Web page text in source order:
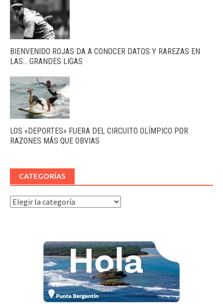
BIENVENIDO ROJAS DA A CONOCER DATOS Y RAREZAS EN
LAS… GRANDES LIGAS
LOS «DEPORTES» FUERA DEL CIRCUITO OLÍMPICO POR
RAZONES MÁS QUE OBVIAS
CATEGORÍAS
Categorías